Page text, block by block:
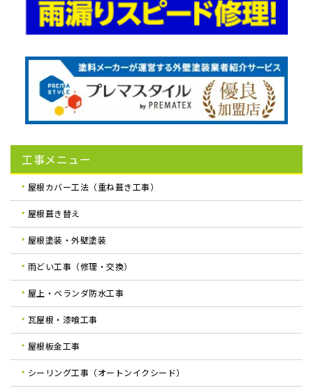
工事メニュー
屋根カバー工法（重ね葺き工事）
屋根葺き替え
屋根塗装・外壁塗装
雨どい工事（修理・交換）
屋上・ベランダ防水工事
瓦屋根・漆喰工事
屋根板金工事
シーリング工事（オートンイクシード）